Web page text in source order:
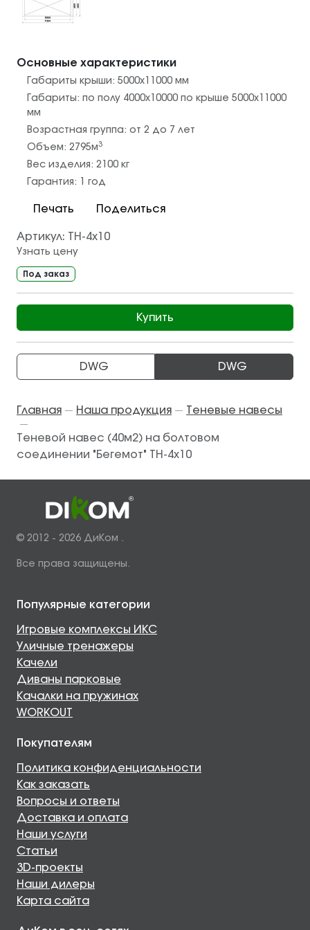
Основные характеристики
Габариты крыши: 5000х11000 мм
Габариты: по полу 4000х10000 по крыше 5000х11000
мм
Возрастная группа: от 2 до 7 лет
Объем: 2795м3
Вес изделия: 2100 кг
Гарантия:
1 год
Печать Поделиться
Артикул: ТН-4х10
Узнать цену
Под заказ
Купить
DWG DWG
Главная — Наша продукция — Теневые навесы
—
Теневой навес (40м2) на болтовом
соединении "Бегемот" ТН-4х10
© 2012 - 2026 ДиКом .
Все права защищены.
Популярные категории
Игровые комплексы ИКС
Уличные тренажеры
Качели
Диваны парковые
Качалки на пружинах
WORKOUT
Покупателям
Политика конфиденциальности
Как заказать
Вопросы и ответы
Доставка и оплата
Наши услуги
Статьи
3D-проекты
Наши дилеры
Карта сайта